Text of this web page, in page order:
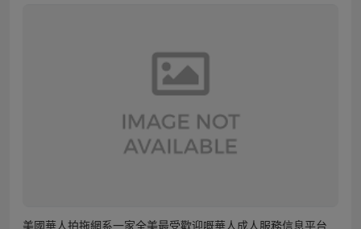
美國華人拍拖網系一家全美最受歡迎嘅華人成人服務信息平台